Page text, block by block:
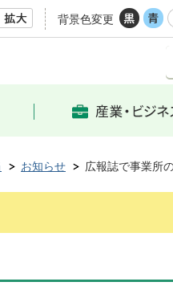
背景色変更
お知らせ 広報誌で事業所